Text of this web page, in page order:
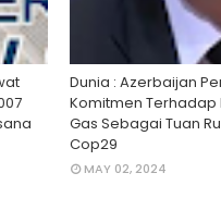
Dunia : Azerbaijan
Komitmen Terhadap
Gas Sebagai Tuan
Cop29
MAY 02, 2024